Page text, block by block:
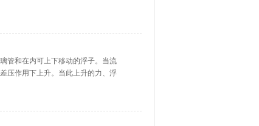
因此，流经玻璃转子流量计的流体
定的比例关系，浮子的位置高度可
管和在内可上下移动的浮子。当流
压作用下上升。当此上升的力、浮
因此，流经玻璃转子流量计的流体
定的比例关系，浮子的位置高度可